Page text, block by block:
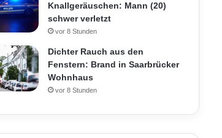
Knallgeräuschen: Mann (20)
schwer verletzt
vor 8 Stunden
Dichter Rauch aus den
Fenstern: Brand in Saarbrücker
Wohnhaus
vor 8 Stunden